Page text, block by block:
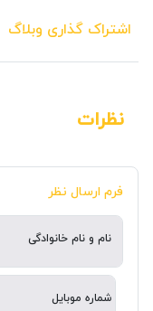
اشتراک گذاری وبلاگ
نظرات
فرم ارسال نظر
نام و نام خانوادگی
شماره موبایل